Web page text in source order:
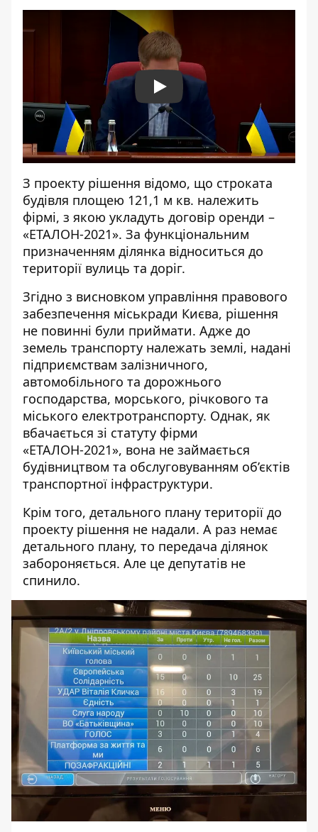
Play
З проекту рішення відомо, що строката
будівля площею 121,1 м кв. належить
фірмі, з якою укладуть договір оренди –
«ЕТАЛОН-2021». За функціональним
призначенням ділянка відноситься до
території вулиць та доріг.
Згідно з висновком управління правового
забезпечення міськради Києва, рішення
не повинні були приймати. Адже до
земель транспорту належать землі, надані
підприємствам залізничного,
автомобільного та дорожнього
господарства, морського, річкового та
міського електротранспорту. Однак, як
вбачається зі статуту фірми
«ЕТАЛОН-2021», вона не займається
будівництвом та обслуговуванням об’єктів
транспортної інфраструктури.
Крім того, детального плану території до
проекту рішення не надали. А раз немає
детального плану, то передача ділянок
забороняється. Але це депутатів не
спинило.